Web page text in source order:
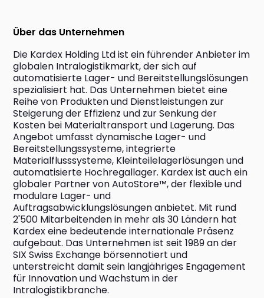
Über das Unternehmen
Die Kardex Holding Ltd ist ein führender Anbieter im
globalen Intralogistikmarkt, der sich auf
automatisierte Lager- und Bereitstellungslösungen
spezialisiert hat. Das Unternehmen bietet eine
Reihe von Produkten und Dienstleistungen zur
Steigerung der Effizienz und zur Senkung der
Kosten bei Materialtransport und Lagerung. Das
Angebot umfasst dynamische Lager- und
Bereitstellungssysteme, integrierte
Materialflusssysteme, Kleinteilelagerlösungen und
automatisierte Hochregallager. Kardex ist auch ein
globaler Partner von AutoStore™, der flexible und
modulare Lager- und
Auftragsabwicklungslösungen anbietet. Mit rund
2'500 Mitarbeitenden in mehr als 30 Ländern hat
Kardex eine bedeutende internationale Präsenz
aufgebaut. Das Unternehmen ist seit 1989 an der
SIX Swiss Exchange börsennotiert und
unterstreicht damit sein langjähriges Engagement
für Innovation und Wachstum in der
Intralogistikbranche.